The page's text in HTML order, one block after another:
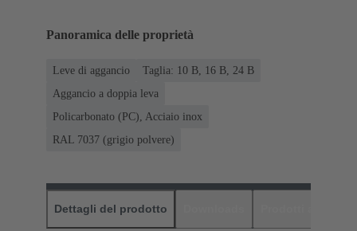
Panoramica delle proprietà
Leve di aggancio
Taglia: 10 B, 16 B, 24 B
Aggancio a doppia leva
Policarbonato (PC), Acciaio inox
RAL 7037 (grigio polvere)
Dettagli del prodotto